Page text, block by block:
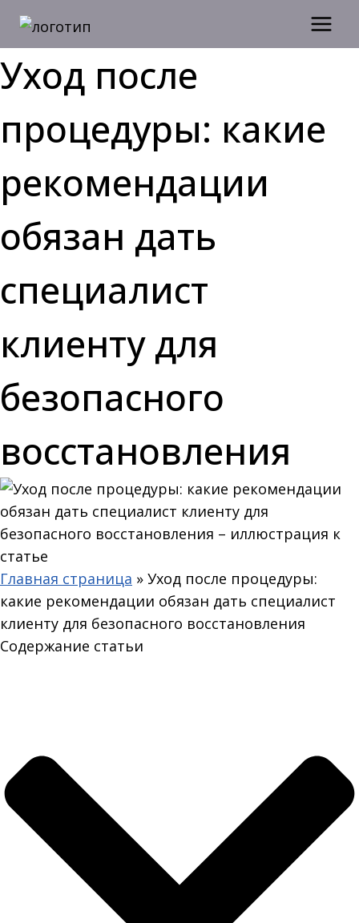
Уход после
процедуры: какие
рекомендации
обязан дать
специалист
клиенту для
безопасного
восстановления
Главная страница » Уход после процедуры:
какие рекомендации обязан дать специалист
клиенту для безопасного восстановления
Содержание статьи